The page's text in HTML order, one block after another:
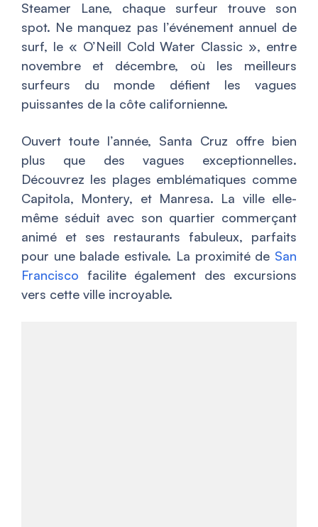
Steamer Lane, chaque surfeur trouve son
spot. Ne manquez pas l’événement annuel de
surf, le « O’Neill Cold Water Classic », entre
novembre et décembre, où les meilleurs
surfeurs du monde défient les vagues
puissantes de la côte californienne.
Ouvert toute l’année, Santa Cruz offre bien
plus que des vagues exceptionnelles.
Découvrez les plages emblématiques comme
Capitola, Montery, et Manresa. La ville elle-
même séduit avec son quartier commerçant
animé et ses restaurants fabuleux, parfaits
pour une balade estivale. La proximité de San
Francisco facilite également des excursions
vers cette ville incroyable.